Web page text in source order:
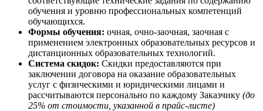
обучения и уровню профессиональных компетенций
обучающихся.
Формы обучения: очная, очно-заочная, заочная с
применением электронных образовательных ресурсов и
дистанционных образовательных технологий.
Система скидок: Скидки предоставляются при
заключении договора на оказание образовательных
услуг с физическими и юридическими лицами и
рассчитываются персонально по каждому Заказчику (до
25% от стоимости, указанной в прайс-листе)